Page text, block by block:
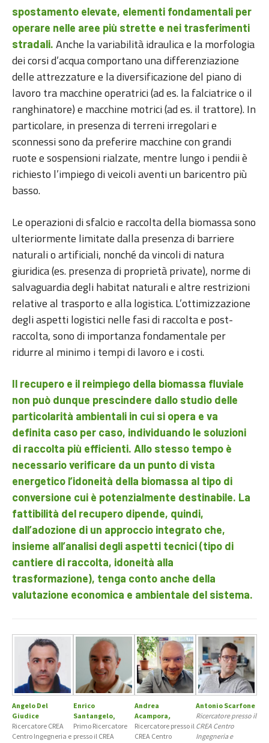
spostamento elevate, elementi fondamentali per
operare nelle aree più strette e nei trasferimenti
stradali. Anche la variabilità idraulica e la morfologia
dei corsi d’acqua comportano una differenziazione
delle attrezzature e la diversificazione del piano di
lavoro tra macchine operatrici (ad es. la falciatrice o il
ranghinatore) e macchine motrici (ad es. il trattore). In
particolare, in presenza di terreni irregolari e
sconnessi sono da preferire macchine con grandi
ruote e sospensioni rialzate, mentre lungo i pendii è
richiesto l’impiego di veicoli aventi un baricentro più
basso.
Le operazioni di sfalcio e raccolta della biomassa sono
ulteriormente limitate dalla presenza di barriere
naturali o artificiali, nonché da vincoli di natura
giuridica (es. presenza di proprietà private), norme di
salvaguardia degli habitat naturali e altre restrizioni
relative al trasporto e alla logistica. L’ottimizzazione
degli aspetti logistici nelle fasi di raccolta e post-
raccolta, sono di importanza fondamentale per
ridurre al minimo i tempi di lavoro e i costi.
Il recupero e il reimpiego della biomassa fluviale
non può dunque prescindere dallo studio delle
particolarità ambientali in cui si opera e va
definita caso per caso, individuando le soluzioni
di raccolta più efficienti. Allo stesso tempo è
necessario verificare da un punto di vista
energetico l’idoneità della biomassa al tipo di
conversione cui è potenzialmente destinabile. La
fattibilità del recupero dipende, quindi,
dall’adozione di un approccio integrato che,
insieme all’analisi degli aspetti tecnici (tipo di
cantiere di raccolta, idoneità alla
trasformazione), tenga conto anche della
valutazione economica e ambientale del sistema.
Angelo Del
Giudice
Ricercatore CREA
Centro Ingegneria e
Enrico
Santangelo,
Primo Ricercatore
presso il CREA
Andrea
Acampora,
Ricercatore presso il
CREA Centro
Antonio Scarfone
Ricercatore presso il
CREA Centro
Ingegneria e